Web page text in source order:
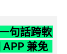
句話跨軟
兼免